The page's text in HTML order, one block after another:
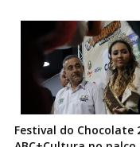
Festival do Chocolate